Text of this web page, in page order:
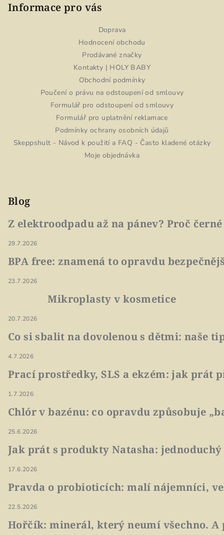
Informace pro vás
Doprava
Hodnocení obchodu
Prodávané značky
Kontakty | HOLY BABY
Obchodní podmínky
Poučení o právu na odstoupení od smlouvy
Formulář pro odstoupení od smlouvy
Formulář pro uplatnění reklamace
Podmínky ochrany osobních údajů
Skeppshult - Návod k použití a FAQ - Často kladené otázky
Moje objednávka
Blog
Z elektroodpadu až na pánev? Proč
29.7.2026
BPA free: znamená to opravdu
23.7.2026
Mikroplasty v kosmetice
20.7.2026
Co si sbalit na dovolenou s dětmi: naše
4.7.2026
Prací prostředky, SLS a ekzém: jak prát
1.7.2026
Chlór v bazénu: co opravdu způsobuje
25.6.2026
Jak prát s produkty Natasha:
17.6.2026
Pravda o probioticích: malí nájemníci,
22.5.2026
Hořčík: minerál, který neumí všechno.